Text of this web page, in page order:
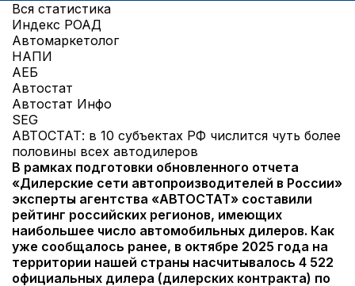
Вся статистика
Индекс РОАД
Автомаркетолог
НАПИ
АЕБ
Автостат
Автостат Инфо
SEG
АВТОСТАТ: в 10 субъектах РФ числится чуть более
половины всех автодилеров
В рамках подготовки обновленного отчета
«Дилерские сети автопроизводителей в России»
эксперты агентства «АВТОСТАТ» составили
рейтинг российских регионов, имеющих
наибольшее число автомобильных дилеров. Как
уже сообщалось ранее, в октябре 2025 года на
территории нашей страны насчитывалось 4 522
официальных дилера (дилерских контракта) по